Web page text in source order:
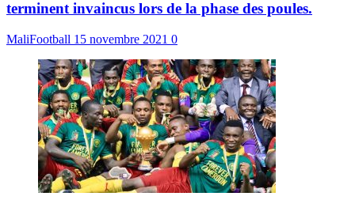
terminent invaincus lors de la phase des poules.
MaliFootball 15 novembre 2021 0